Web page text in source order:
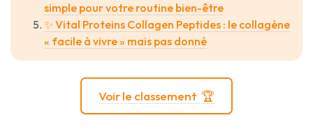
simple pour votre routine bien-être
✨ Vital Proteins Collagen Peptides : le collagène
« facile à vivre » mais pas donné
Voir le classement 🏆